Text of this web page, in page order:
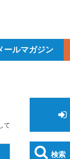
ールマガジン
て
検索